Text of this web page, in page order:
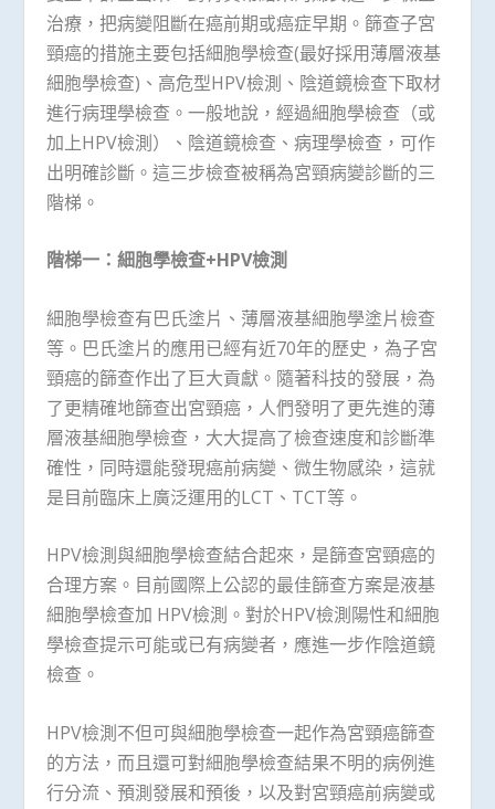
治療，把病變阻斷在癌前期或癌症早期。篩查子宮
頸癌的措施主要包括細胞學檢查(最好採用薄層液基
細胞學檢查)、高危型HPV檢測、陰道鏡檢查下取材
進行病理學檢查。一般地說，經過細胞學檢查（或
加上HPV檢測）、陰道鏡檢查、病理學檢查，可作
出明確診斷。這三步檢查被稱為宮頸病變診斷的三
階梯。
階梯一：細胞學檢查+HPV檢測
細胞學檢查有巴氏塗片、薄層液基細胞學塗片檢查
等。巴氏塗片的應用已經有近70年的歷史，為子宮
頸癌的篩查作出了巨大貢獻。隨著科技的發展，為
了更精確地篩查出宮頸癌，人們發明了更先進的薄
層液基細胞學檢查，大大提高了檢查速度和診斷準
確性，同時還能發現癌前病變、微生物感染，這就
是目前臨床上廣泛運用的LCT、TCT等。
HPV檢測與細胞學檢查結合起來，是篩查宮頸癌的
合理方案。目前國際上公認的最佳篩查方案是液基
細胞學檢查加 HPV檢測。對於HPV檢測陽性和細胞
學檢查提示可能或已有病變者，應進一步作陰道鏡
檢查。
HPV檢測不但可與細胞學檢查一起作為宮頸癌篩查
的方法，而且還可對細胞學檢查結果不明的病例進
行分流、預測發展和預後，以及對宮頸癌前病變或